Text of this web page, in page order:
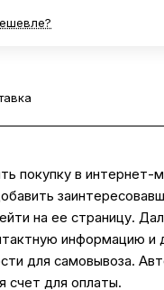
покупку в интернет-
на ее страницу.
информацию и
для самовывоза.
счет для оплаты.